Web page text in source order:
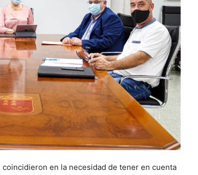
en la necesidad de tener en cuenta